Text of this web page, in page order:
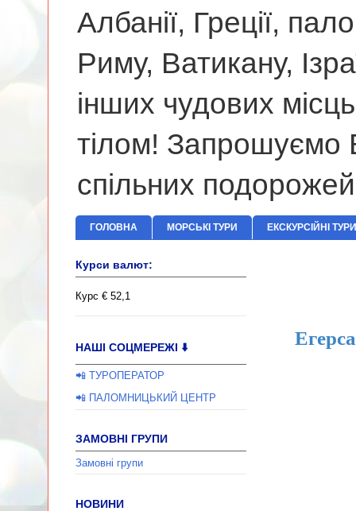
Албанії, Греції,
Риму, Ватикану,
інших чудових
тілом! Запрошуємо
спільних
ГОЛОВНА МОРСЬКІ ТУРИ ЕКСКУРСІЙНІ ТУРИ
Курси валют:
Курс € 52,1
НАШІ СОЦМЕРЕЖІ ⬇️
📲 ТУРОПЕРАТОР
📲 ПАЛОМНИЦЬКИЙ ЦЕНТР
ЗАМОВНІ ГРУПИ
Замовні групи
НОВИНИ